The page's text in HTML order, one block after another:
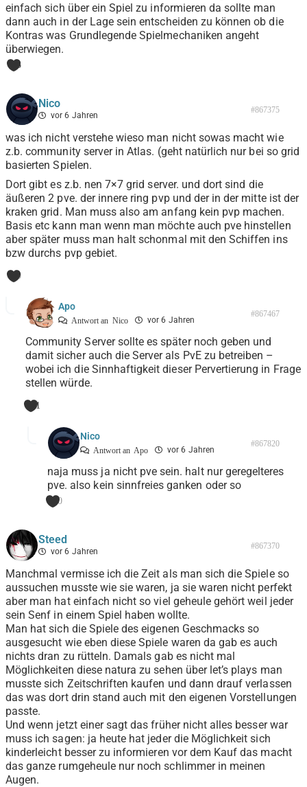
einfach sich über ein Spiel zu informieren da sollte man
dann auch in der Lage sein entscheiden zu können ob die
Kontras was Grundlegende Spielmechaniken angeht
überwiegen.
3
Nico
vor 6 Jahren
#867375
was ich nicht verstehe wieso man nicht sowas macht wie
z.b. community server in Atlas. (geht natürlich nur bei so grid
basierten Spielen.
Dort gibt es z.b. nen 7×7 grid server. und dort sind die
äußeren 2 pve. der innere ring pvp und der in der mitte ist der
kraken grid. Man muss also am anfang kein pvp machen.
Basis etc kann man wenn man möchte auch pve hinstellen
aber später muss man halt schonmal mit den Schiffen ins
bzw durchs pvp gebiet.
0
Apo
Antwort an Nico vor 6 Jahren
#867467
Community Server sollte es später noch geben und
damit sicher auch die Server als PvE zu betreiben –
wobei ich die Sinnhaftigkeit dieser Pervertierung in Frage
stellen würde.
1
Nico
Antwort an Apo vor 6 Jahren
#867820
naja muss ja nicht pve sein. halt nur geregelteres
pve. also kein sinnfreies ganken oder so
0
Steed
vor 6 Jahren
#867370
Manchmal vermisse ich die Zeit als man sich die Spiele so
aussuchen musste wie sie waren, ja sie waren nicht perfekt
aber man hat einfach nicht so viel geheule gehört weil jeder
sein Senf in einem Spiel haben wollte.
Man hat sich die Spiele des eigenen Geschmacks so
ausgesucht wie eben diese Spiele waren da gab es auch
nichts dran zu rütteln. Damals gab es nicht mal
Möglichkeiten diese natura zu sehen über let’s plays man
musste sich Zeitschriften kaufen und dann drauf verlassen
das was dort drin stand auch mit den eigenen Vorstellungen
passte.
Und wenn jetzt einer sagt das früher nicht alles besser war
muss ich sagen: ja heute hat jeder die Möglichkeit sich
kinderleicht besser zu informieren vor dem Kauf das macht
das ganze rumgeheule nur noch schlimmer in meinen
Augen.